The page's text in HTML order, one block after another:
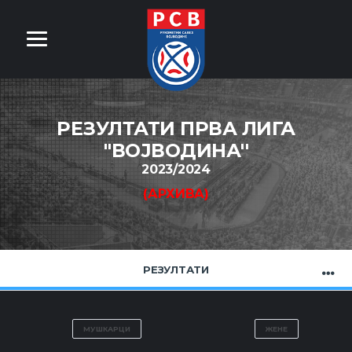
РЕЗУЛТАТИ ПРВА ЛИГА
''ВОЈВОДИНА''
2023/2024
(АРХИВА)
РЕЗУЛТАТИ
МУШКАРЦИ ЖЕНЕ